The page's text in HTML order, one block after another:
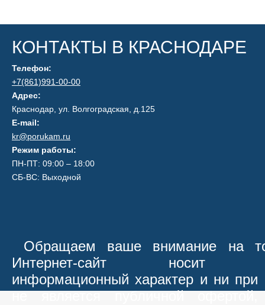
КОНТАКТЫ В КРАСНОДАРЕ
Телефон:
+7(861)991-00-00
Адрес:
Краснодар, ул. Волгоградская, д.125
E-mail:
kr@porukam.ru
Режим работы:
ПН-ПТ: 09:00 – 18:00
СБ-ВС: Выходной
Обращаем ваше внимание на
Интернет-сайт носит
информационный характер и ни при
не является публичной офертой,